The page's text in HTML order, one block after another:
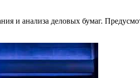
и анализа деловых бумаг.